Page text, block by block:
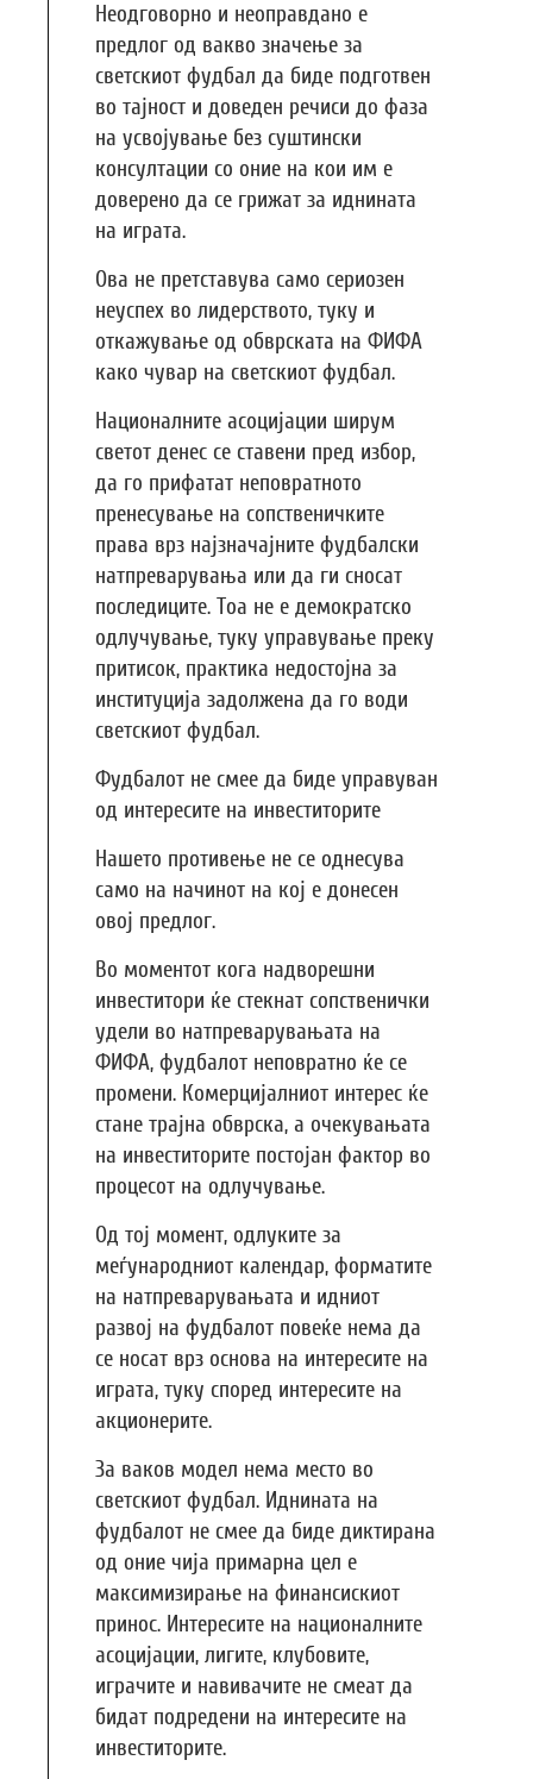
Неодговорно и неоправдано е
предлог од вакво значење за
светскиот фудбал да биде подготвен
во тајност и доведен речиси до фаза
на усвојување без суштински
консултации со оние на кои им е
доверено да се грижат за иднината
на играта.
Ова не претставува само сериозен
неуспех во лидерството, туку и
откажување од обврската на ФИФА
како чувар на светскиот фудбал.
Националните асоцијации ширум
светот денес се ставени пред избор,
да го прифатат неповратното
пренесување на сопственичките
права врз најзначајните фудбалски
натпреварувања или да ги сносат
последиците. Тоа не е демократско
одлучување, туку управување преку
притисок, практика недостојна за
институција задолжена да го води
светскиот фудбал.
Фудбалот не смее да биде управуван
од интересите на инвеститорите
Нашето противење не се однесува
само на начинот на кој е донесен
овој предлог.
Во моментот кога надворешни
инвеститори ќе стекнат сопственички
удели во натпреварувањата на
ФИФА, фудбалот неповратно ќе се
промени. Комерцијалниот интерес ќе
стане трајна обврска, а очекувањата
на инвеститорите постојан фактор во
процесот на одлучување.
Од тој момент, одлуките за
меѓународниот календар, форматите
на натпреварувањата и идниот
развој на фудбалот повеќе нема да
се носат врз основа на интересите на
играта, туку според интересите на
акционерите.
За ваков модел нема место во
светскиот фудбал. Иднината на
фудбалот не смее да биде диктирана
од оние чија примарна цел е
максимизирање на финансискиот
принос. Интересите на националните
асоцијации, лигите, клубовите,
играчите и навивачите не смеат да
бидат подредени на интересите на
инвеститорите.